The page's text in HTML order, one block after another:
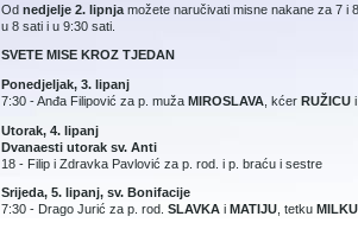
Od nedjelje 2. lipnja možete naručivati misne nakane za 7 i
u 8 sati i u 9:30 sati.
SVETE MISE KROZ TJEDAN
Ponedjeljak, 3. lipanj
7:30 - Anđa Filipović za p. muža MIROSLAVA , kćer RUŽICU
Utorak, 4. lipanj
Dvanaesti utorak sv. Anti
18 - Filip i Zdravka Pavlović za p. rod. i p. braću i sestre
Srijeda, 5. lipanj, sv. Bonifacije
7:30 - Drago Jurić za p. rod. SLAVKA i MATIJU , tetku MILKU